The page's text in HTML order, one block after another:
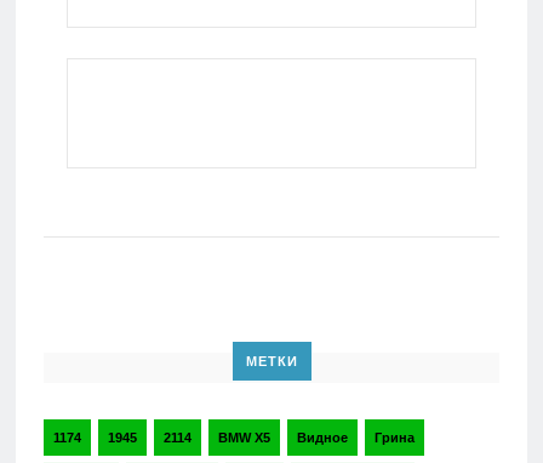
МЕТКИ
1174 1945 2114 BMW X5 Видное Грина